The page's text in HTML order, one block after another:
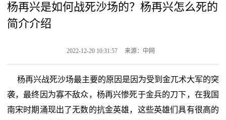
杨再兴是如何战死沙场的？杨再兴怎么死的
简介介绍
2022-12-20 10:31:57 来源：中网
杨再兴战死沙场最主要的原因是因为受到金兀术大军的突
袭，最终因为寡不敌众，杨再兴惨死于金兵的刀下，在我国
南宋时期涌现出了无数的抗金英雄，这些英雄们具有很高的